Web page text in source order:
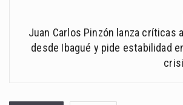
Juan Carlos Pinzón lanza críticas
desde Ibagué y pide estabilidad